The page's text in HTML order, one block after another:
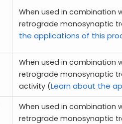
When used in combination
retrograde monosynaptic
the applications of this
When used in combination
retrograde monosynaptic
activity (Learn about the
When used in combination
retrograde monosynaptic